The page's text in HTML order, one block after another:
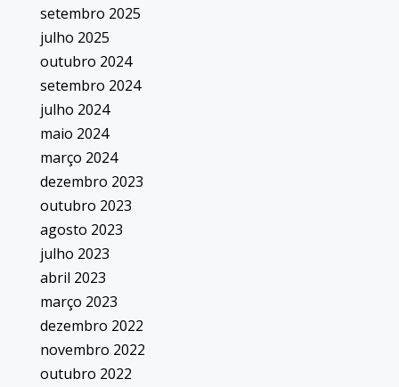
setembro 2025
julho 2025
outubro 2024
setembro 2024
julho 2024
maio 2024
março 2024
dezembro 2023
outubro 2023
agosto 2023
julho 2023
abril 2023
março 2023
dezembro 2022
novembro 2022
outubro 2022